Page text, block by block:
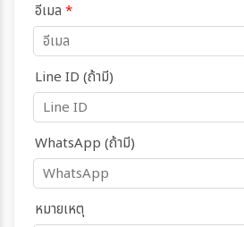
อีเมล *
Line ID (ถ้ามี)
WhatsApp (ถ้ามี)
หมายเหตุ